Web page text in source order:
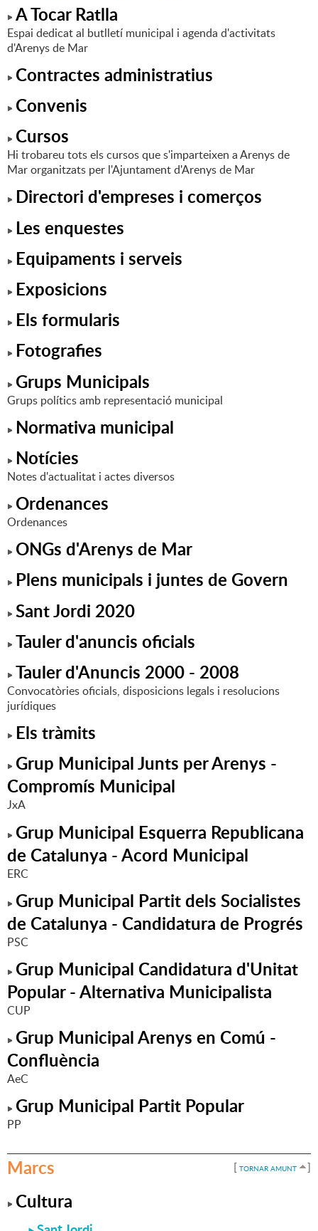
A Tocar Ratlla
Espai dedicat al butlletí municipal i agenda d'activitats
d'Arenys de Mar
Contractes administratius
Convenis
Cursos
Hi trobareu tots els cursos que s'imparteixen a Arenys de
Mar organitzats per l'Ajuntament d'Arenys de Mar
Directori d'empreses i comerços
Les enquestes
Equipaments i serveis
Exposicions
Els formularis
Fotografies
Grups Municipals
Grups polítics amb representació municipal
Normativa municipal
Notícies
Notes d'actualitat i actes diversos
Ordenances
Ordenances
ONGs d'Arenys de Mar
Plens municipals i juntes de Govern
Sant Jordi 2020
Tauler d'anuncis oficials
Tauler d'Anuncis 2000 - 2008
Convocatòries oficials, disposicions legals i resolucions
jurídiques
Els tràmits
Grup Municipal Junts per Arenys -
Compromís Municipal
JxA
Grup Municipal Esquerra Republicana
de Catalunya - Acord Municipal
ERC
Grup Municipal Partit dels Socialistes
de Catalunya - Candidatura de Progrés
PSC
Grup Municipal Candidatura d'Unitat
Popular - Alternativa Municipalista
CUP
Grup Municipal Arenys en Comú -
Confluència
AeC
Grup Municipal Partit Popular
PP
[ TORNAR AMUNT ]
Marcs
Cultura